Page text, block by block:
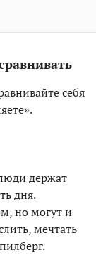
себя
держат
дня.
но могут и
мечтать